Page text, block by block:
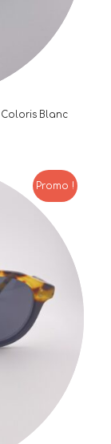
Coloris Blanc
Promo !